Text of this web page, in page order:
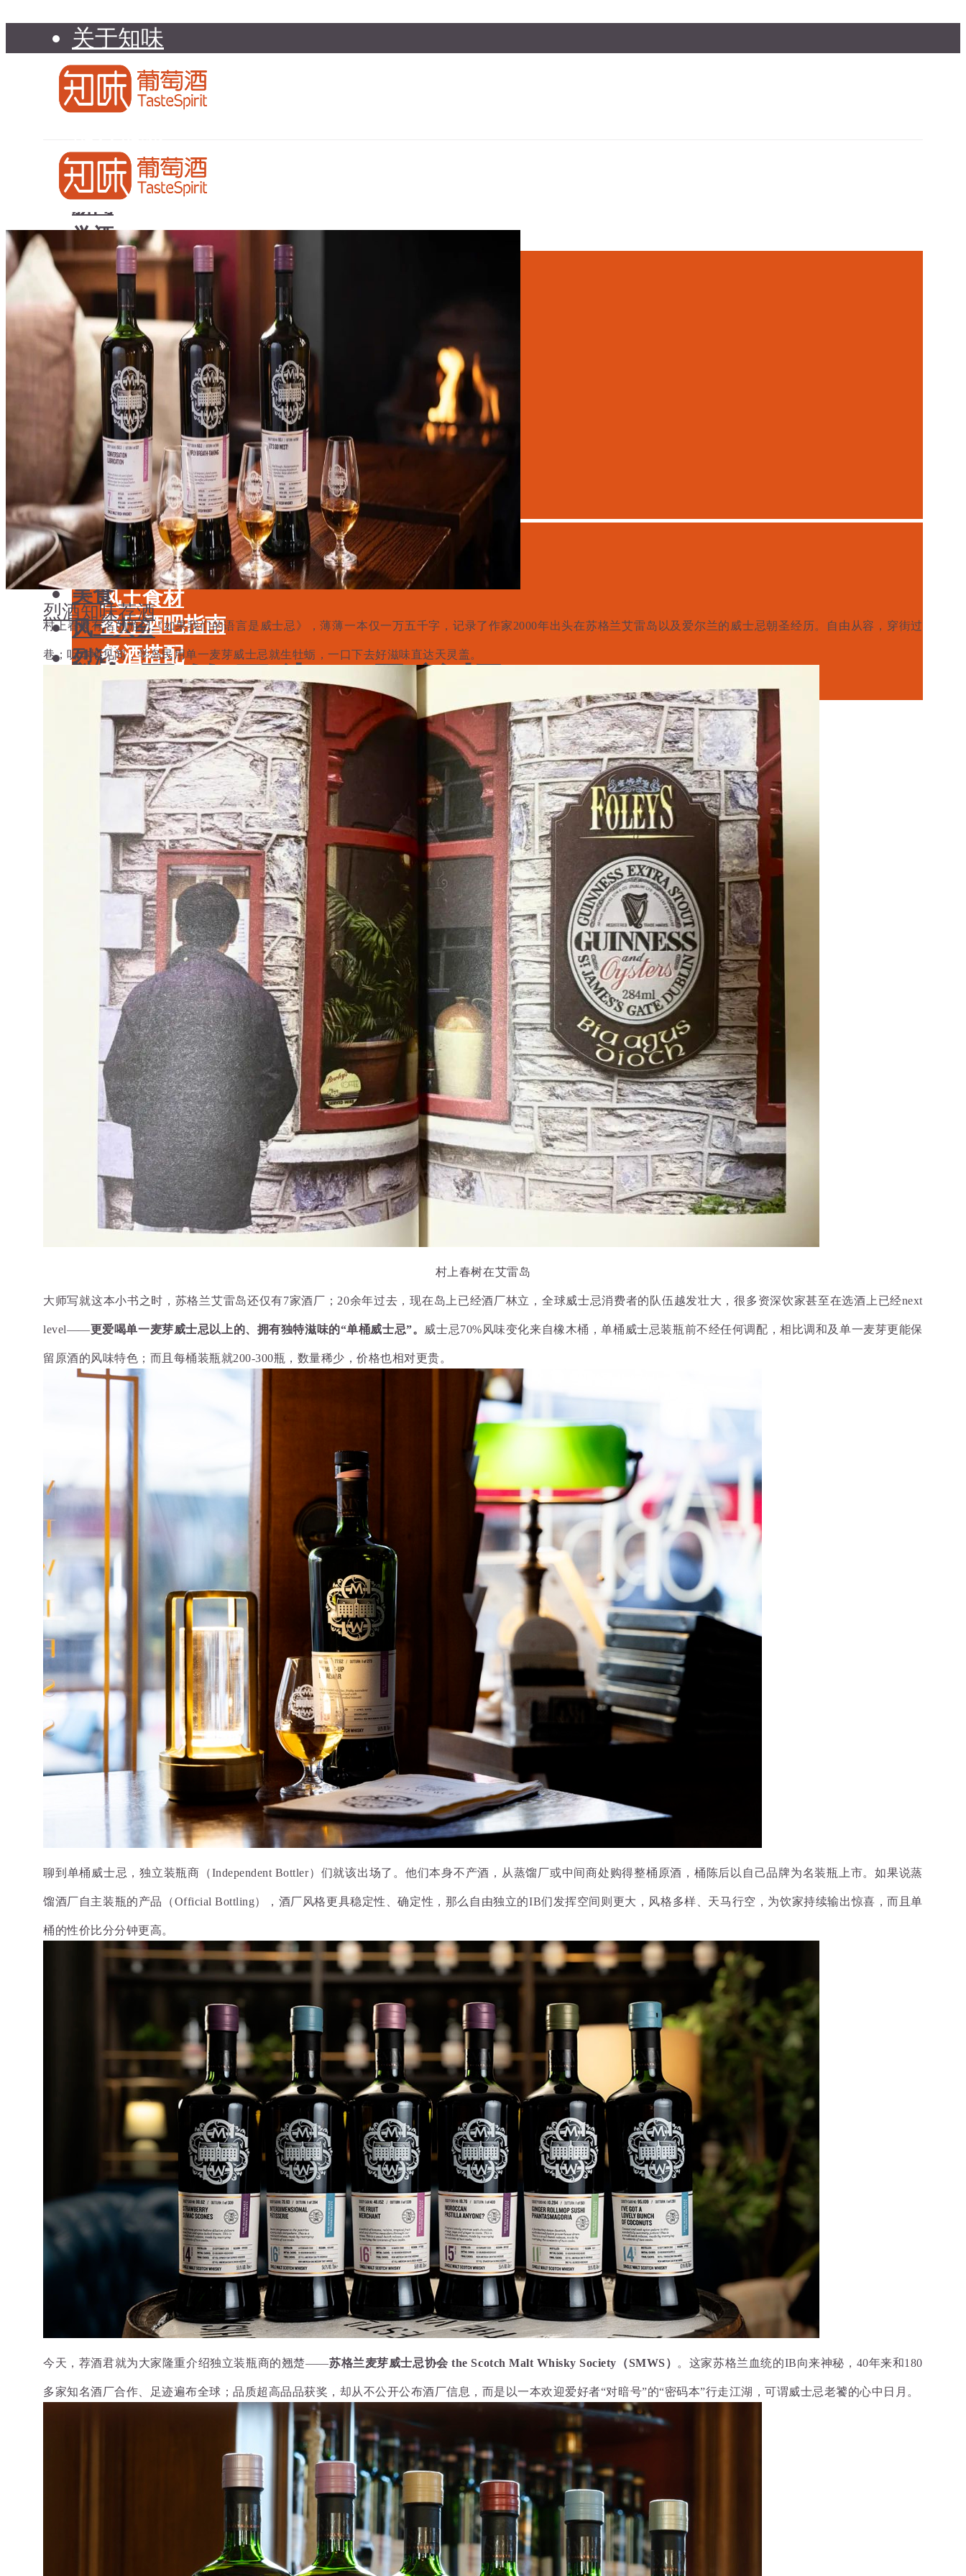
关于知味
知味介绍
知味专家顾问委员会
联系我们
知味荐酒
新闻
学酒
基础知识
品种
年份
酒具周边
投资收藏
留学教育
名庄
品鉴专栏
美食
餐厅酒吧指南
餐酒搭配
风土食材
风土大会
烈酒
中国酒
勃艮第
波尔多
香槟
德国
澳大利亚-新西兰
日本清酒
搜索文章 搜索
搜索文章 搜索
知味荐酒
新闻
学酒
基础知识
品种
年份
酒具周边
投资收藏
留学教育
名庄
品鉴专栏
美食
餐厅酒吧指南
餐酒搭配
风土食材
风土大会
中国酒
波尔多
香槟
意大利
澳大利亚-新西兰
日本清酒
搜索文章 搜索
搜索文章 搜索
烈酒知味荐酒
威士忌的尽头，是单桶
知味君1 分钟阅读2025年5月23日添加评论
村上春树有名的游记《如果我们的语言是威士忌》，薄薄一本仅一万五千字，记录了作家2000年出头在苏格兰艾雷岛以及爱尔兰的威士忌朝圣经历。自由从容， 穿街过
巷；听本地见闻，学岛民用单一麦芽威士忌就生牡蛎，一口下去好滋味直达天灵盖。
村上春树在艾雷岛
大师写就这本小书之时，苏格兰艾雷岛还仅有7家酒厂；20余年过去，现在岛上已经酒厂林立，全球威士忌消费者的队伍越发壮大，很多资深饮家甚至在选酒上已经next
level——更爱喝单一麦芽威士忌以上的、 拥有独特滋味的“单桶威士忌”。 威士忌70%风味变化来自橡木桶，单桶威士忌装瓶前不经任何调配 ，相比调和及单一麦芽更能保
留原酒的风味特色； 而且每桶装瓶就200-300瓶， 数量稀少 ，价格也相对更贵。
聊到单桶威士忌，独立装瓶商（Independent Bottler）们就该出场了。他们本身不产酒，从蒸馏厂或中间商处购得整桶原酒，桶陈后以自己品牌为名装瓶上市。如果说蒸
馏酒厂自主装瓶的产品（Official Bottling），酒厂风格更具稳定性、确定性，那么自由独立的IB们发挥空间则更大，风格多样、天马行空，为饮家持续输出惊喜，而且单
桶的性价比分分钟更高。
今天，荐酒君就为大家隆重介绍独立装瓶商的翘楚——苏格兰麦芽威士忌协会the Scotch Malt Whisky Society（SMWS） 。这家苏格兰血统的IB向来神秘，40年来和180
多家知名酒厂合作、足迹遍布全球；品质超高品品获奖，却从不公开公布酒厂信息，而是以一本欢迎爱好者“对暗号”的“密码本”行走江湖，可谓威士忌老饕的心中日月。